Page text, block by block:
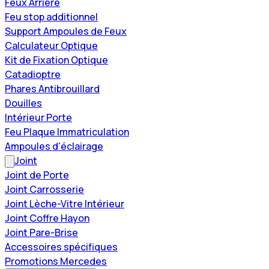
Feu stop additionnel
Support Ampoules de Feux
Calculateur Optique
Kit de Fixation Optique
Catadioptre
Phares Antibrouillard
Douilles
Intérieur Porte
Feu Plaque Immatriculation
Ampoules d'éclairage
Joint
Joint de Porte
Joint Carrosserie
Joint Lèche-Vitre Intérieur
Joint Coffre Hayon
Joint Pare-Brise
Accessoires spécifiques
Promotions Mercedes